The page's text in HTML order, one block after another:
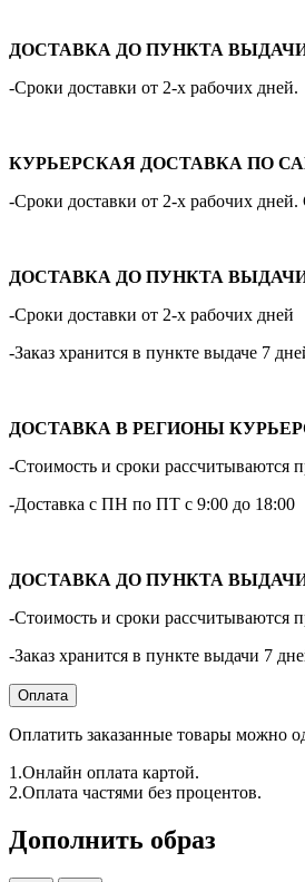
ДОСТАВКА ДО ПУНКТА
-Сроки доставки от 2-х рабочих дней.
КУРЬЕРСКАЯ ДОСТАВКА ПО
-Сроки доставки от 2-х рабочих
ДОСТАВКА ДО ПУНКТА ВЫДАЧИ
-Сроки доставки от 2-х рабочих дней
-Заказ хранится в пункте выдаче 7
ДОСТАВКА В РЕГИОНЫ
-Стоимость и сроки рассчитываются
-Доставка с ПН по ПТ с 9:00 до 18:00
ДОСТАВКА ДО ПУНКТА ВЫДАЧИ
-Стоимость и сроки рассчитываются
-Заказ хранится в пункте выдачи 7
Оплата
Оплатить заказанные товары можно
1.Онлайн оплата картой.
2.Оплата частями без процентов.
Дополнить образ